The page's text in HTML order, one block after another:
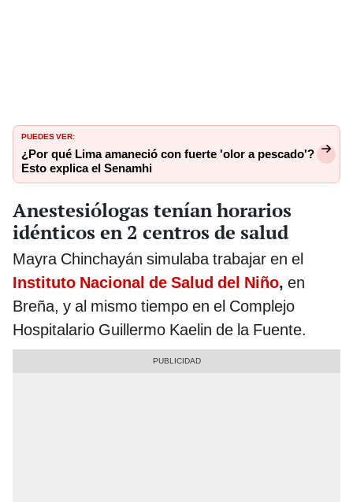
PUEDES VER:
¿Por qué Lima amaneció con fuerte 'olor a pescado'?
Esto explica el Senamhi
Anestesiólogas tenían horarios
idénticos en 2 centros de salud
Mayra Chinchayán simulaba trabajar en el
Instituto Nacional de Salud del Niño, en
Breña, y al mismo tiempo en el Complejo
Hospitalario Guillermo Kaelin de la Fuente.